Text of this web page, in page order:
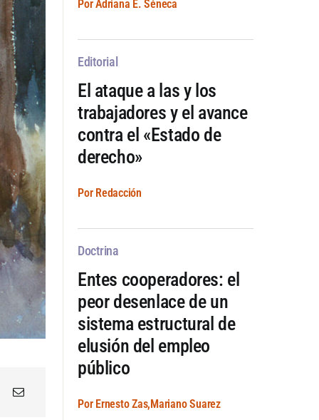
Por Adriana E. Séneca
Editorial
El ataque a las y los
trabajadores y el avance
contra el «Estado de
derecho»
Por Redacción
Doctrina
Entes cooperadores: el
peor desenlace de un
sistema estructural de
elusión del empleo
público
Por Ernesto Zas,Mariano Suarez